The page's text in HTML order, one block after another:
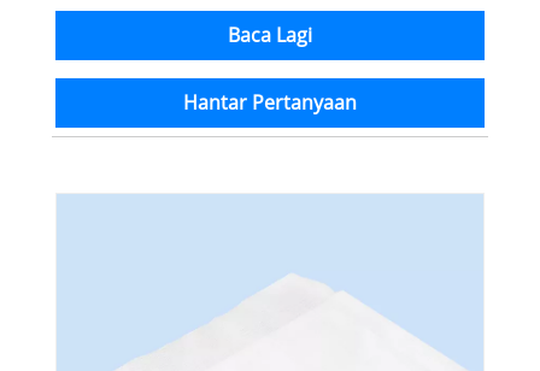
Baca Lagi
Hantar Pertanyaan